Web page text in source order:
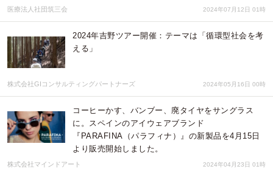
医療法人社団筑三会 2024年07月12日 01時
2024年吉野ツアー開催：テーマは「循環型社会を考
える」
株式会社GIコンサルティングパートナーズ 2024年05月16日 00時
コーヒーかす、バンブー、廃タイヤをサングラス
に。スペインのアイウェアブランド
『PARAFINA（パラフィナ）』の新製品を4月15日
より販売開始しました。
株式会社マインドアート 2024年04月23日 01時